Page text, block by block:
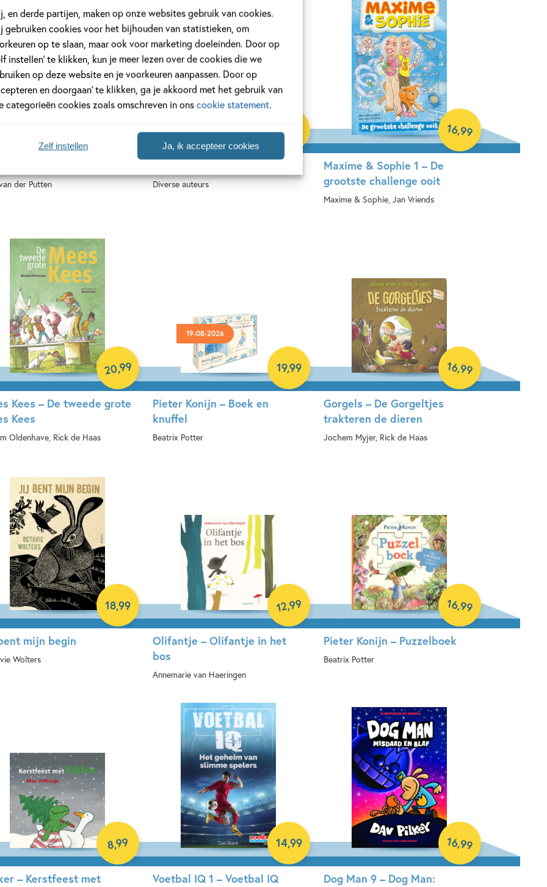
en derde partijen, maken op onze websites gebruik van cookies.
gebruiken cookies voor het bijhouden van statistieken, om
op te slaan, maar ook voor marketing doeleinden. Door op
instellen’ te klikken, kun je meer lezen over de cookies die we
op deze website en je voorkeuren aanpassen. Door op
en doorgaan’ te klikken, ga je akkoord met het gebruik van
categorieën cookies zoals omschreven in onscookie statement.
Ja, ik accepteer cookies
Zelf instellen
der Putten Diverse auteurs
10
Maxime & Sophie 1 – De
grootste challenge ooit
Maxime & Sophie, Jan Vriends
16,99
Kees – De tweede grote
Kees
Oldenhave, Rick de Haas
20,99
19-08-2026
Pieter Konijn – Boek en
knuffel
Beatrix Potter
19,99
Gorgels – De Gorgeltjes
trakteren de dieren
Jochem Myjer, Rick de Haas
16,99
mijn begin
Wolters
18,99
Olifantje – Olifantje in het
bos
Annemarie van Haeringen
12,99
Pieter Konijn – Puzzelboek
Beatrix Potter
16,99
– Kerstfeest met
8,99
Voetbal IQ 1 – Voetbal IQ
14,99
Dog Man 9 – Dog Man:
16,99